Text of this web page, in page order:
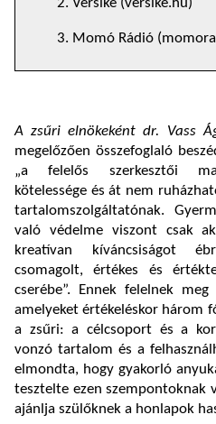
2. Versike (versike.hu)
3. Momó Rádió
A zsűri elnökeként dr. Vass
megelőzően összefoglaló
„a felelős szerkesztői
kötelessége és át nem
tartalomszolgáltatónak.
való védelme viszont csak
kreatívan kíváncsiságot
csomagolt, értékes és
cserébe”. Ennek felelnek
amelyeket értékeléskor három
a zsűri: a célcsoport és a
vonzó tartalom és a
elmondta, hogy gyakorló
tesztelte ezen szempontoknak
ajánlja szülőknek a honlapok